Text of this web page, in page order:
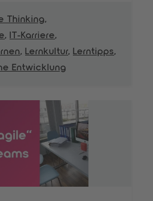
Thinking,
, IT-Karriere,
, Lernkultur, Lerntipps,
Entwicklung